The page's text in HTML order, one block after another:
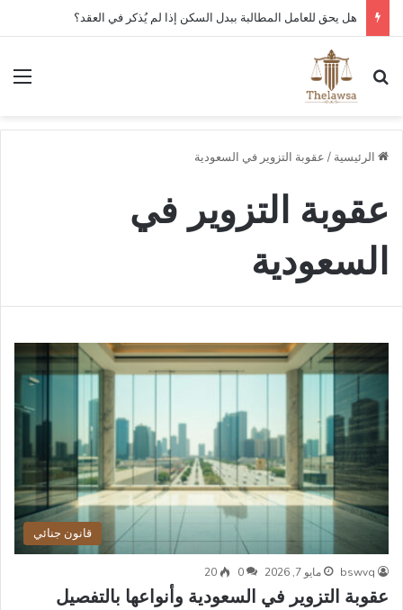
هل يحق للعامل المطالبة ببدل السكن إذا لم يُذكر في العقد؟
بحث عن
الرئيسية / عقوبة التزوير في السعودية
عقوبة التزوير في
السعودية
قانون جنائي
bswvq مايو 7, 2026 0
20
عقوبة التزوير في السعودية وأنواعها بالتفصيل